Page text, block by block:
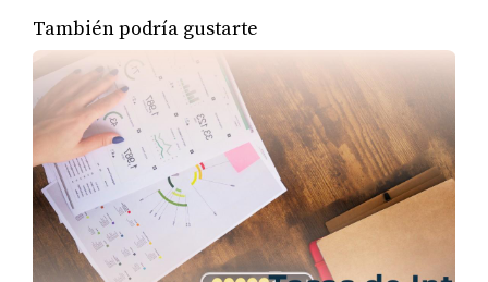
registro de los sentimientos a lo largo del proceso
puede ayudar a los compradores a encontrar
claridad y tomar decisiones más informadas.
DECISIONES CLAVE EN EL
PROCESO
Hay varias decisiones que deben tomarse a lo largo
de la compra de una vivienda, cada una con su
También podría gustarte